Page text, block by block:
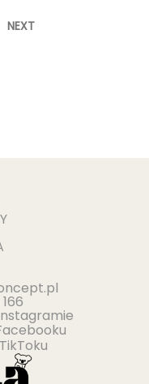
NEXT